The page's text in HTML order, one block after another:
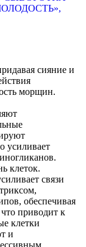
сияние и
морщин.
усиливает
клеток.
связи
обеспечивая
приводит к
клетки
и